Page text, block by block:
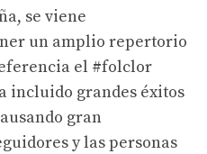
se viene
un amplio repertorio
el #folclor
incluido grandes éxitos
gran
y las personas